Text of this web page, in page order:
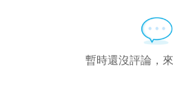
暫時還沒評論，